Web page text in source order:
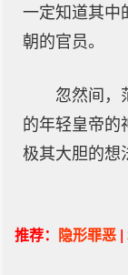
一定知道其中
朝的官员。
忽然间，
的年轻皇帝的
极其大胆的想
推荐： 隐形罪恶 |